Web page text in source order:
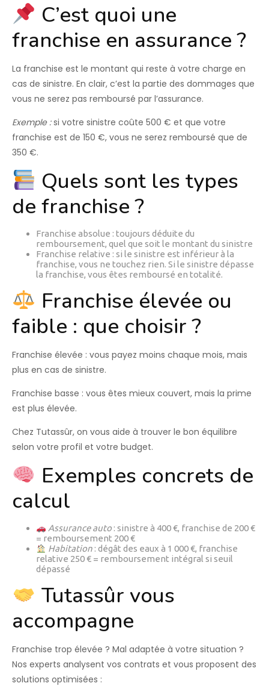
C’est quoi une
franchise en assurance ?
La franchise est le montant qui reste à votre charge en
cas de sinistre. En clair, c’est la partie des dommages que
vous ne serez pas remboursé par l’assurance.
Exemple :si votre sinistre coûte 500 € et que votre
franchise est de 150 €, vous ne serez remboursé que de
350 €.
Quels sont les types
de franchise ?
Franchise absolue : toujours déduite du
remboursement, quel que soit le montant du sinistre
Franchise relative : si le sinistre est inférieur à la
franchise, vous ne touchez rien. Si le sinistre dépasse
la franchise, vous êtes remboursé en totalité.
Franchise élevée ou
faible : que choisir ?
Franchise élevée : vous payez moins chaque mois, mais
plus en cas de sinistre.
Franchise basse : vous êtes mieux couvert, mais la prime
est plus élevée.
Chez Tutassûr, on vous aide à trouver le bon équilibre
selon votre profil et votre budget.
Exemples concrets de
calcul
Assurance auto : sinistre à 400 €, franchise de 200 €
= remboursement 200 €
Habitation : dégât des eaux à 1 000 €, franchise
relative 250 € = remboursement intégral si seuil
dépassé
Tutassûr vous
accompagne
Franchise trop élevée ? Mal adaptée à votre situation ?
Nos experts analysent vos contrats et vous proposent des
solutions optimisées :